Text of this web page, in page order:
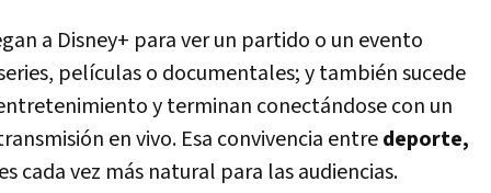
a Disney+ para ver un partido o un evento
películas o documentales; y también sucede
y terminan conectándose con un
en vivo. Esa convivencia entredeporte,
cada vez más natural para las audiencias.